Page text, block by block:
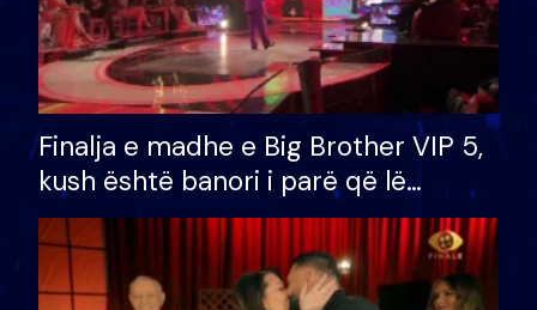
Finalja e madhe e Big Brother VIP 5,
kush është banori i parë që lë
shtëpinë dhe humb mundësinë për
të fituar çmimin e madh